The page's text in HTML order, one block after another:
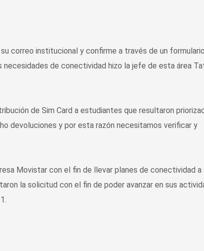
correo institucional y confirme a través de un formulario
de conectividad hizo la jefe de esta área
de Sim Card a estudiantes que resultaron
devoluciones y por esta razón necesitamos verificar y
Movistar con el fin de llevar planes de conectividad a
la solicitud con el fin de poder avanzar en sus